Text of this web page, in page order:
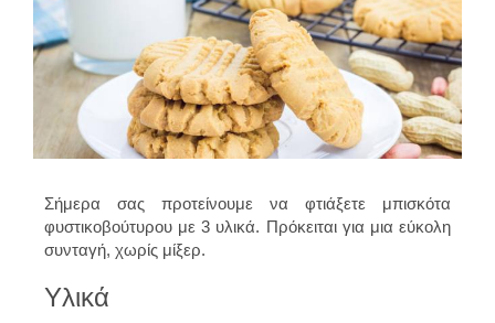
Σήμερα σας προτείνουμε να φτιάξετε μπισκότα
φυστικοβούτυρου με 3 υλικά. Πρόκειται για μια εύκολη
συνταγή, χωρίς μίξερ.
Υλικά